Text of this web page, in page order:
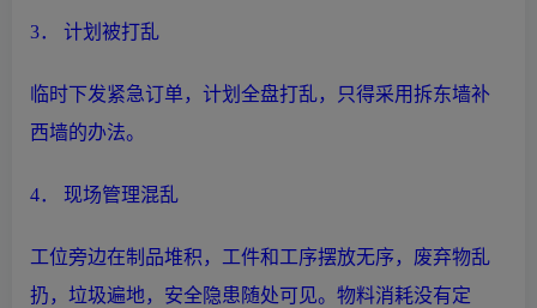
3． 计划被打乱
临时下发紧急订单，计划全盘打乱，只得采用拆东墙补
西墙的办法。
4． 现场管理混乱
工位旁边在制品堆积，工件和工序摆放无序，废弃物乱
扔，垃圾遍地，安全隐患随处可见。物料消耗没有定